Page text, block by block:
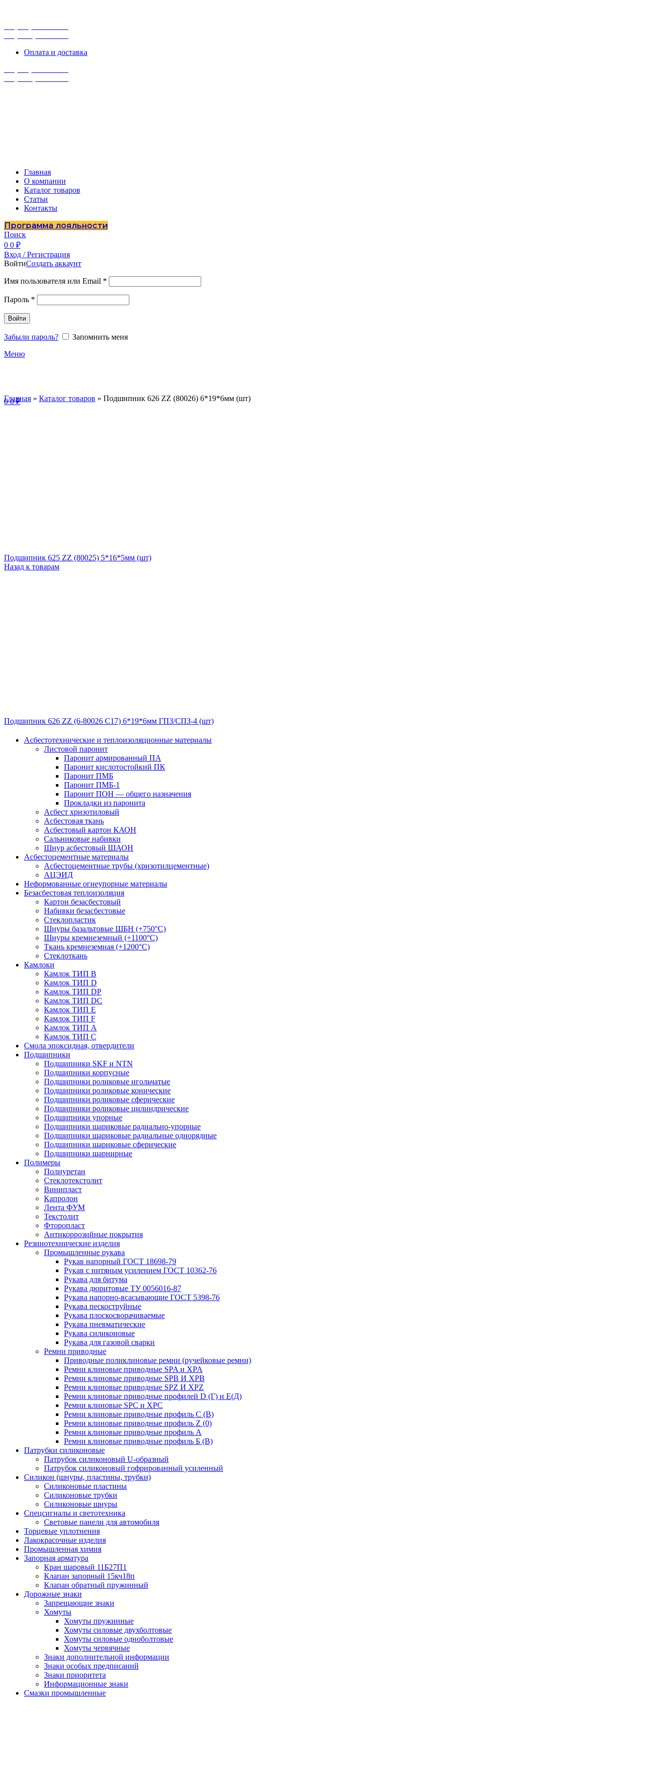
Оплата и доставка
Главная
О компании
Каталог товаров
Статьи
Контакты
Программа лояльности
Поиск
0 0 ₽
Вход / Регистрация
ВойтиСоздать аккаунт
Имя пользователя или Email *
Пароль *
Войти
Забыли пароль?
Запомнить меня
Меню
00₽
Главная » Каталог товаров » Подшипник 626 ZZ (80026) 6*19*6мм (шт)
Подшипник 625 ZZ (80025) 5*16*5мм (шт)
Назад к товарам
Подшипник 626 ZZ (6-80026 С17) 6*19*6мм ГПЗ/СПЗ-4 (шт)
Асбестотехнические и теплоизоляционные материалы
Листовой паронит
Паронит армированный ПА
Паронит кислотостойкий ПК
Паронит ПМБ
Паронит ПМБ-1
Паронит ПОН — общего назначения
Прокладки из паронита
Асбест хризотиловый
Асбестовая ткань
Асбестовый картон КАОН
Сальниковые набивки
Шнур асбестовый ШАОН
Асбестоцементные материалы
Асбестоцементные трубы (хризотилцементные)
АЦЭИД
Неформованные огнеупорные материалы
Безасбестовая теплоизоляция
Картон безасбестовый
Набивки безасбестовые
Стеклопластик
Шнуры базальтовые ШБН (+750°С)
Шнуры кремнеземный (+1100°С)
Ткань кремнеземная (+1200°С)
Стеклоткань
Камлоки
Камлок ТИП B
Камлок ТИП D
Камлок ТИП DP
Камлок ТИП DС
Камлок ТИП E
Камлок ТИП F
Камлок ТИП А
Камлок ТИП С
Смола эпоксидная, отвердители
Подшипники
Подшипники SKF и NTN
Подшипники корпусные
Подшипники роликовые игольчатые
Подшипники роликовые конические
Подшипники роликовые сферические
Подшипники роликовые цилиндрические
Подшипники упорные
Подшипники шариковые радиально-упорные
Подшипники шариковые радиальные однорядные
Подшипники шариковые сферические
Подшипники шарнирные
Полимеры
Полиуретан
Стеклотекстолит
Винипласт
Капролон
Лента ФУМ
Текстолит
Фторопласт
Антикоррозийные покрытия
Резинотехнические изделия
Промышленные рукава
Рукав напорный ГОСТ 18698-79
Рукав с нитяным усилением ГОСТ 10362-76
Рукава для битума
Рукава дюритовые ТУ 0056016-87
Рукава напорно-всасывающие ГОСТ 5398-76
Рукава пескоструйные
Рукава плоскосворачиваемые
Рукава пневматические
Рукава силиконовые
Рукава для газовой сварки
Ремни приводные
Приводные поликлиновые ремни (ручейковые ремни)
Ремни клиновые приводные SPA и XPA
Ремни клиновые приводные SPB И XPB
Ремни клиновые приводные SPZ И XPZ
Ремни клиновые приводные профилей D (Г) и Е(Д)
Ремни клиновые SPC и XPC
Ремни клиновые приводные профиль C (В)
Ремни клиновые приводные профиль Z (0)
Ремни клиновые приводные профиль А
Ремни клиновые приводные профиль Б (B)
Патрубки силиконовые
Патрубок силиконовый U-образный
Патрубок силиконовый гофрированный усиленный
Силикон (шнуры, пластины, трубки)
Силиконовые пластины
Силиконовые трубки
Силиконовые шнуры
Спецсигналы и светотехника
Световые панели для автомобиля
Торцевые уплотнения
Лакокрасочные изделия
Промышленная химия
Запорная арматура
Кран шаровый 11Б27П1
Клапан запорный 15кч18п
Клапан обратный пружинный
Дорожные знаки
Запрещающие знаки
Хомуты
Хомуты пружинные
Хомуты силовые двухболтовые
Хомуты силовые одноболтовые
Хомуты червячные
Знаки дополнительной информации
Знаки особых предписаний
Знаки приоритета
Информационные знаки
Смазки промышленные